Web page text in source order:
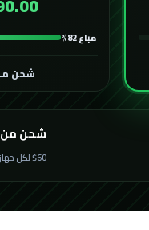
مباع 82%
شحن
شحن من
$60 لكل جهاز — مباشرة إلى ليبيا